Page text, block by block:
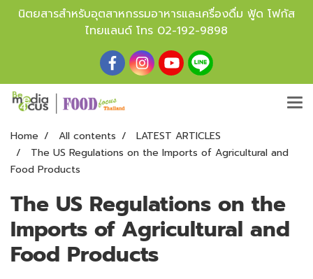
นิตยสารสำหรับอุตสาหกรรมอาหารและเครื่องดื่ม ฟู้ด โฟกัส
ไทยแลนด์ โทร 02-192-9898
Home All contents
LATEST ARTICLES
The US Regulations on the Imports of Agricultural and
Food Products
The US Regulations on the
Imports of Agricultural and
Food Products